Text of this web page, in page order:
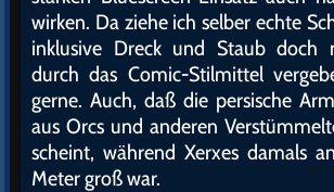
wirken. Da ziehe ich selber echte
inklusive Dreck und Staub doch
durch das Comic-Stilmittel
gerne. Auch, daß die persische
aus Orcs und anderen
scheint, während Xerxes damals
Meter groß war.